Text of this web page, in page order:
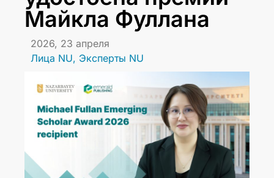
Майкла Фуллана
2026, 23 апреля
Лица NU, Эксперты NU